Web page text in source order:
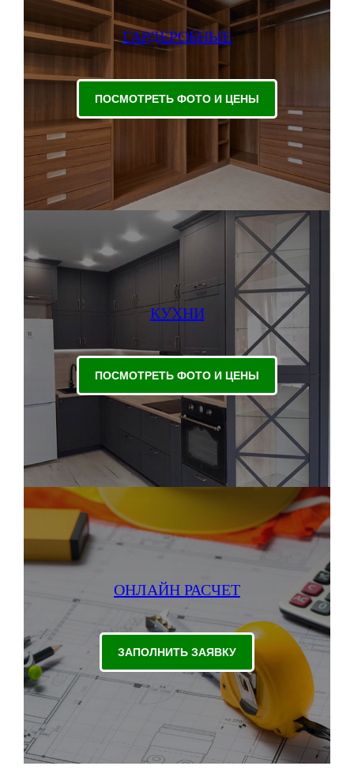
ГАРДЕРОБНЫЕ
ПОСМОТРЕТЬ ФОТО И ЦЕНЫ
КУХНИ
ПОСМОТРЕТЬ ФОТО И ЦЕНЫ
ОНЛАЙН РАСЧЕТ
ЗАПОЛНИТЬ ЗАЯВКУ